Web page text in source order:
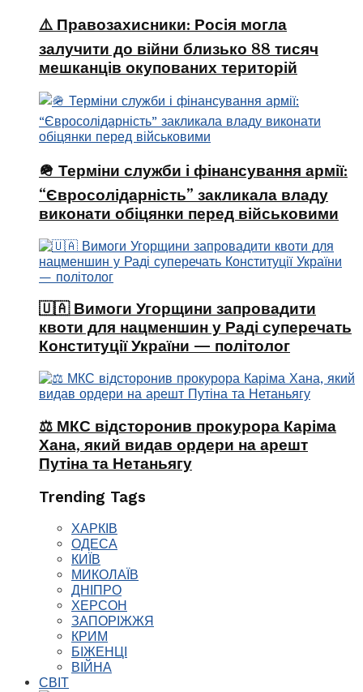
⚠️ Правозахисники: Росія могла
залучити до війни близько 88 тисяч
мешканців окупованих територій
🪖 Терміни служби і фінансування армії:
“Євросолідарність” закликала владу
виконати обіцянки перед військовими
🇺🇦 Вимоги Угорщини запровадити
квоти для нацменшин у Раді суперечать
Конституції України — політолог
⚖️ МКС відсторонив прокурора Каріма
Хана, який видав ордери на арешт
Путіна та Нетаньягу
Trending Tags
ХАРКІВ
ОДЕСА
КИЇВ
МИКОЛАЇВ
ДНІПРО
ХЕРСОН
ЗАПОРІЖЖЯ
КРИМ
БІЖЕНЦІ
ВІЙНА
СВІТ